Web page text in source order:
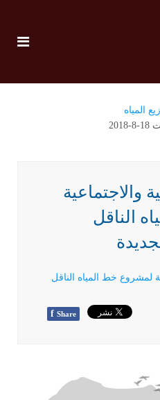
المياه
والاجتماعية
الناقل
لمشروع خط المياه الناقل
f Share